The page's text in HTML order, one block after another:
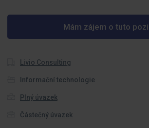
Mám zájem o tuto
Livio Consulting
Informační technologie
Plný úvazek
Částečný úvazek